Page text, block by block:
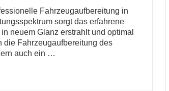
Fahrzeugaufbereitung in
sorgt das erfahrene
neuem Glanz erstrahlt und optimal
die Fahrzeugaufbereitung des
auch ein …